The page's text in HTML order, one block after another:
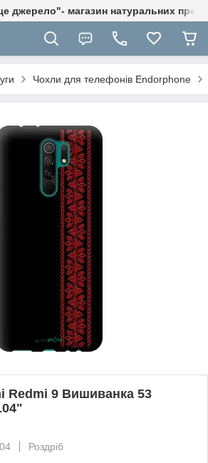
джерело"- магазин натуральних
Чохли для телефонів Endorphone
Redmi 9 Вишиванка 53
Роздріб